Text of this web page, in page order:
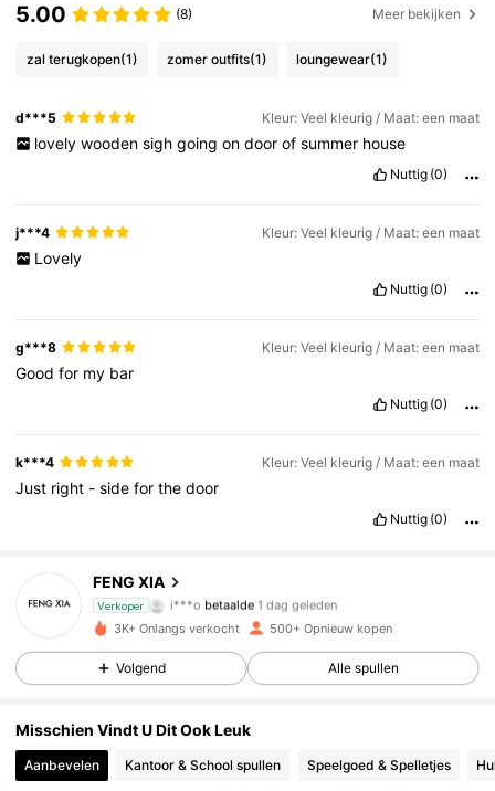
5.00 (8) Meer bekijken
zal terugkopen(1) zomer outfits(1) loungewear(1)
d***5 Kleur: Veel kleurig / Maat: een maat
lovely wooden sigh going on door of summer house
Nuttig (0)
j***4 Kleur: Veel kleurig / Maat: een maat
Lovely
Nuttig (0)
g***8 Kleur: Veel kleurig / Maat: een maat
Goodfor my bar
Nuttig (0)
k***4 Kleur: Veel kleurig / Maat: een maat
Just right -sideforthedoor
Nuttig (0)
FENG XIA
Verkoper
4.88
i***o betaalde 1 dag geleden
gevolgd
4.88
61 Volgers
3K+ Onlangs verkocht 500+ Opnieuw kopen
Volgend Alle spullen
Misschien Vindt U Dit Ook Leuk
Aanbevelen Kantoor & School spullen Speelgoed & Spelletjes